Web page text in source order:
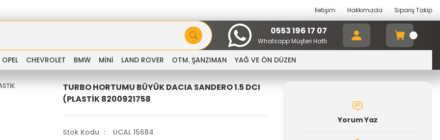
İletişim Hakkımızda Sipariş Takip
0553 196 17 07
Whatsapp Müşteri Hattı
OPEL CHEVROLET BMW MİNİ LAND ROVER OTM. ŞANZIMAN YAĞ VE ÖN DÜZEN
TURBO HORTUMU BÜYÜK DACIA SANDERO 1.5 DCI
(PLASTİK 8200921758
Stok Kodu
UCAL 15684
Yorum Yaz